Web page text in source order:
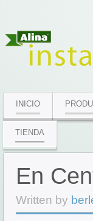
INICIO
TIENDA
En
Written by